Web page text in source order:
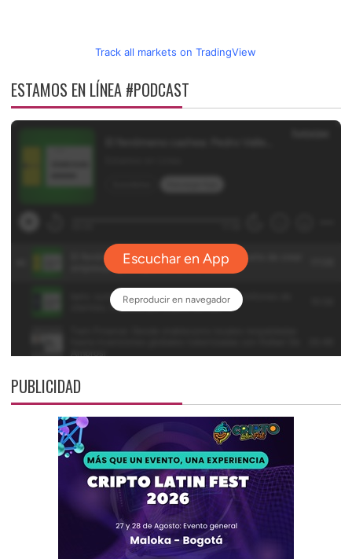
Track all markets on TradingView
ESTAMOS EN LÍNEA #PODCAST
PUBLICIDAD